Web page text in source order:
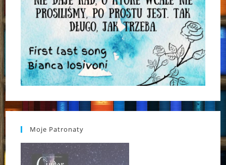
Moje Patronaty